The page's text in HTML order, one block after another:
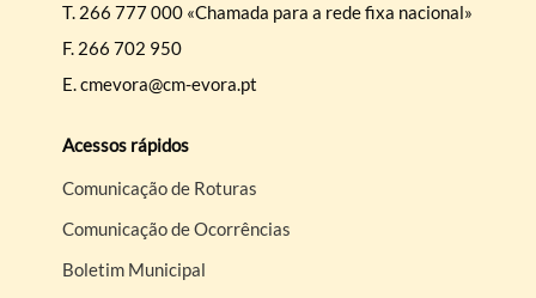
Filtros
T. 266 777 000 «Chamada para a rede fixa nacional»
F. 266 702 950
E.cmevora@cm-evora.pt
Acessos rápidos
Comunicação de Roturas
Comunicação de Ocorrências
Boletim Municipal